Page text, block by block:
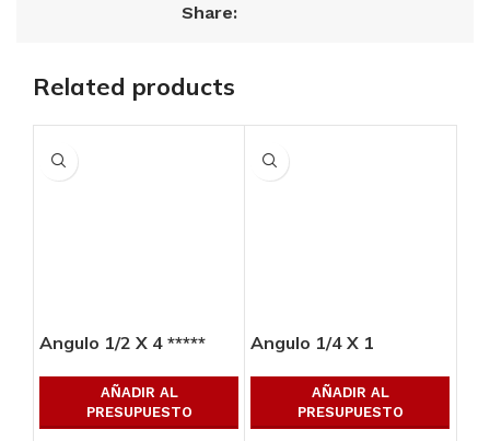
Share:
Related products
Angulo 1/2 X 4 *****
AÑADIR AL
PRESUPUESTO
Angulo 1/4 X 1
AÑADIR AL
PRESUPUESTO